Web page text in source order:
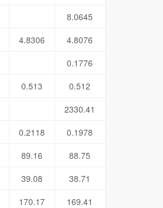
8.0645
4.8306
4.8076
0.1776
0.513
0.512
2330.41
0.2118
0.1978
89.16
88.75
39.08
38.71
170.17
169.41